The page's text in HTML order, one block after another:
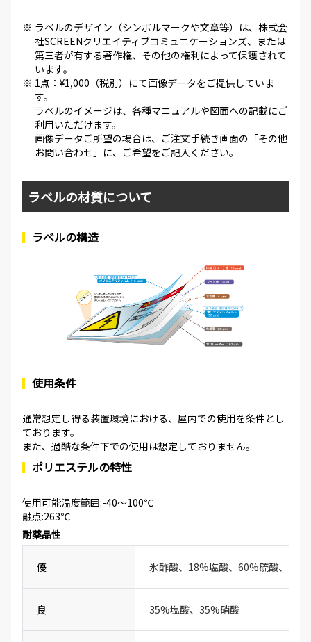
※ ラベルのデザイン（シンボルマークや文章等）は、株式会
社SCREENクリエイティブコミュニケーションズ、または
第三者が有する著作権、その他の権利によって保護されて
います。
※ 1点：¥1,000（税別）にて画像データをご提供していま
す。
ラベルのイメージは、各種マニュアルや図面への記載にご
利用いただけます。
画像データご所望の場合は、ご注文手続き画面の「その他
お問い合わせ」に、ご希望をご記入ください。
ラベルの材質について
ラベルの構造
使用条件
通常想定し得る装置環境における、屋内での使用を条件とし
ております。
また、過酷な条件下での使用は想定しておりません。
ポリエステルの特性
使用可能温度範囲:-40～100℃
融点:263℃
耐薬品性
優 氷酢酸、18%塩酸、60%硫酸、
良 35%塩酸、35%硝酸